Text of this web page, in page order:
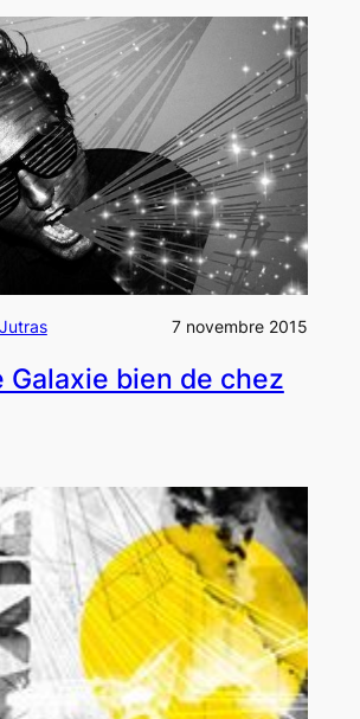
7 novembre 2015
Galaxie bien de chez